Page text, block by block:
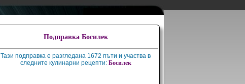
Подправка Босилек
Тази подправка е разгледана 1672 пъти и участва в
следните кулинарни рецепти: Босилек